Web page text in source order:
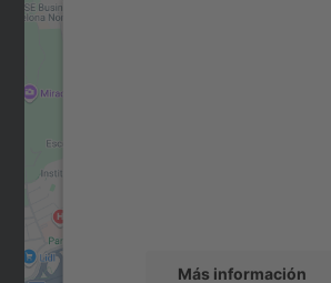
Más información